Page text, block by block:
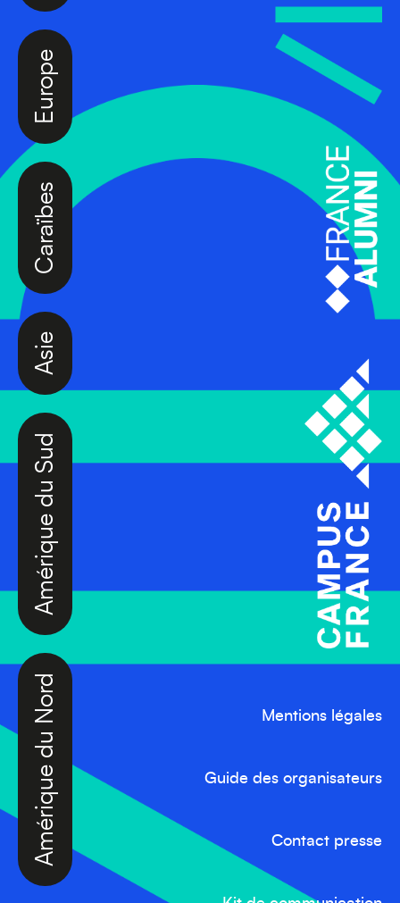
Amérique du Nord
Amérique du Sud
Asie
Caraïbes
Europe
Mentions légales
Guide des organisateurs
Contact presse